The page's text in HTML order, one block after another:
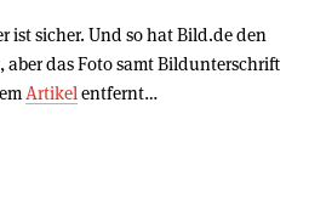
ist sicher. Und so hat Bild.de den
das Foto samt Bildunterschrift
Artikel entfernt…